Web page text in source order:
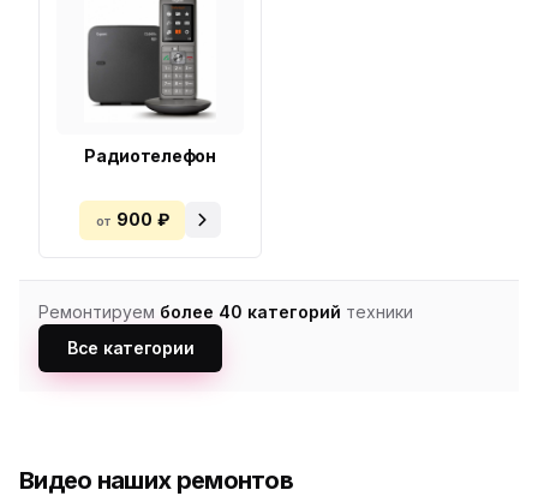
Радиотелефон
от 900 ₽
Ремонтируем более 40 категорий техники
Все категории
Видео наших ремонтов